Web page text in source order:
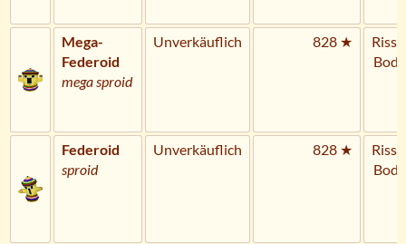
Mega-
Federoid
mega sproid
Unverkäuflich 828 ★
Riss
Federoid
sproid
Unverkäuflich 828 ★
Riss